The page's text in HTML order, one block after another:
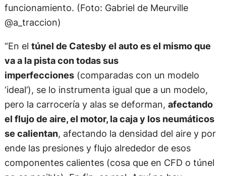
funcionamiento. (Foto: Gabriel de Meurville
@a_traccion)
“En el túnel de Catesby el auto es el mismo que
va a la pista con todas sus
imperfecciones(comparadas con un modelo
‘ideal’), se lo instrumenta igual que a un modelo,
pero la carrocería y alas se deforman, afectando
el flujo de aire, el motor, la caja y los neumáticos
se calientan, afectando la densidad del aire y por
ende las presiones y flujo alrededor de esos
componentes calientes (cosa que en CFD o túnel